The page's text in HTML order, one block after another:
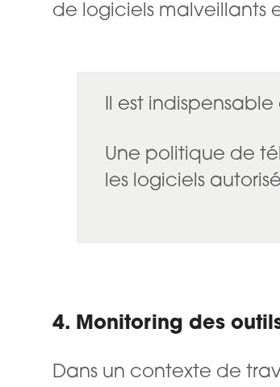
de logiciels malveillants
Il est
Une politique de
les logiciels
4. Monitoring des
Dans un contexte de